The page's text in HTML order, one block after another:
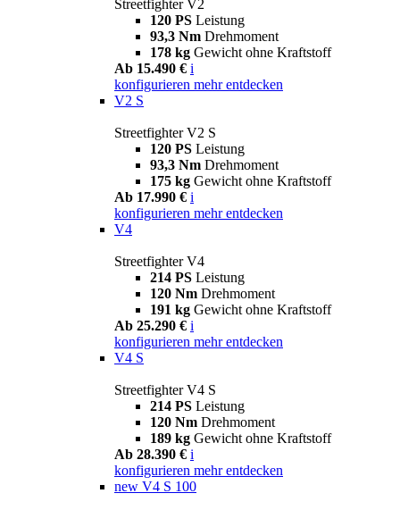
Streetfighter V2
120 PS Leistung
93,3 Nm Drehmoment
178 kg Gewicht ohne Kraftstoff
Ab 15.490 € i
konfigurieren mehr entdecken
V2 S
Streetfighter V2 S
120 PS Leistung
93,3 Nm Drehmoment
175 kg Gewicht ohne Kraftstoff
Ab 17.990 € i
konfigurieren mehr entdecken
V4
Streetfighter V4
214 PS Leistung
120 Nm Drehmoment
191 kg Gewicht ohne Kraftstoff
Ab 25.290 € i
konfigurieren mehr entdecken
V4 S
Streetfighter V4 S
214 PS Leistung
120 Nm Drehmoment
189 kg Gewicht ohne Kraftstoff
Ab 28.390 € i
konfigurieren mehr entdecken
new V4 S 100